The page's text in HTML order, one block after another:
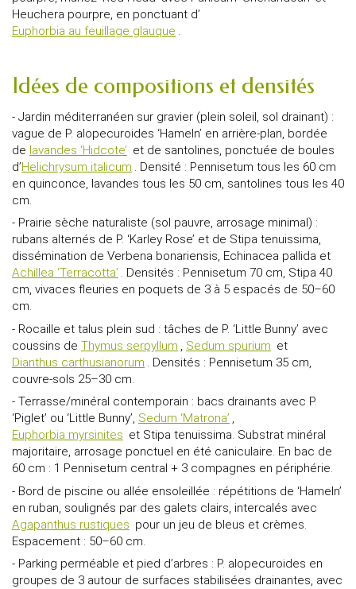
Heuchera pourpre, en ponctuant d’
Euphorbia au feuillage glauque .
Idées de compositions et densités
- Jardin méditerranéen sur gravier (plein soleil, sol drainant) :
vague de P. alopecuroides ‘Hameln’ en arrière-plan, bordée
de lavandes ‘Hidcote’ et de santolines, ponctuée de boules
d’Helichrysum italicum
. Densité : Pennisetum tous les 60 cm
en quinconce, lavandes tous les 50 cm, santolines tous les 40
cm.
- Prairie sèche naturaliste (sol pauvre, arrosage minimal) :
rubans alternés de P. ‘Karley Rose’ et de Stipa tenuissima,
dissémination de Verbena bonariensis, Echinacea pallida et
Achillea ‘Terracotta’ . Densités : Pennisetum 70 cm, Stipa 40
cm, vivaces fleuries en poquets de 3 à 5 espacés de 50–60
cm.
- Rocaille et talus plein sud : tâches de P. ‘Little Bunny’ avec
coussins de Thymus serpyllum , Sedum spurium et
Dianthus carthusianorum . Densités : Pennisetum 35 cm,
couvre-sols 25–30 cm.
- Terrasse/minéral contemporain : bacs drainants avec P.
‘Piglet’ ou ‘Little Bunny’, Sedum ‘Matrona’ ,
Euphorbia myrsinites et Stipa tenuissima. Substrat minéral
majoritaire, arrosage ponctuel en été caniculaire. En bac de
60 cm : 1 Pennisetum central + 3 compagnes en périphérie.
- Bord de piscine ou allée ensoleillée : répétitions de ‘Hameln’
en ruban, soulignés par des galets clairs, intercalés avec
Agapanthus rustiques pour un jeu de bleus et crèmes.
Espacement : 50–60 cm.
- Parking perméable et pied d’arbres : P. alopecuroides en
groupes de 3 autour de surfaces stabilisées drainantes, avec